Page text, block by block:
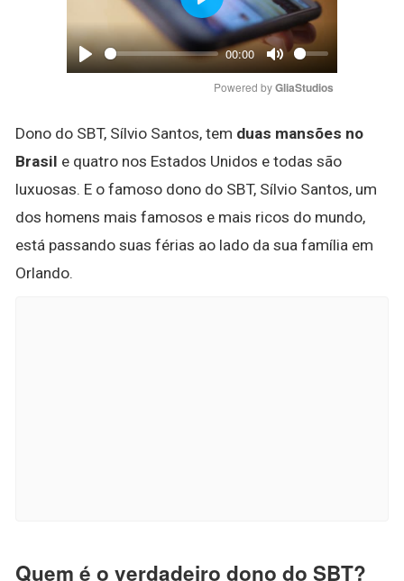
Play
00:00
Mute
Play
Powered by GliaStudios
Dono do SBT, Sílvio Santos, tem duas mansões no
Brasil e quatro nos Estados Unidos e todas são
luxuosas. E o famoso dono do SBT, Sílvio Santos, um
dos homens mais famosos e mais ricos do mundo,
está passando suas férias ao lado da sua família em
Orlando.
Quem é o verdadeiro dono do SBT?